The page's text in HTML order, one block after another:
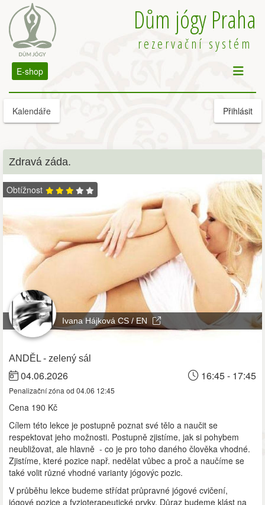
Dům jógy Praha
rezervační systém
E-shop
Kalendáře Přihlásit
Zdravá záda.
Obtížnost
Ivana Hájková CS / EN
ANDĚL - zelený sál
04.06.2026 16:45 - 17:45
Penalizační zóna od 04.06 12:45
Cena 190 Kč
Cílem této lekce je postupně poznat své tělo a naučit se
respektovat jeho možnosti. Postupně zjistíme, jak si pohybem
neubližovat, ale hlavně - co je pro toho daného člověka vhodné.
Zjistíme, které pozice např. nedělat vůbec a proč a naučíme se
také volit různé vhodné varianty jógovýc pozic.
V průběhu lekce budeme střídat průpravné jógové cvičení,
jógové pozice a fyzioterapeutické prvky. Důraz budeme klást na